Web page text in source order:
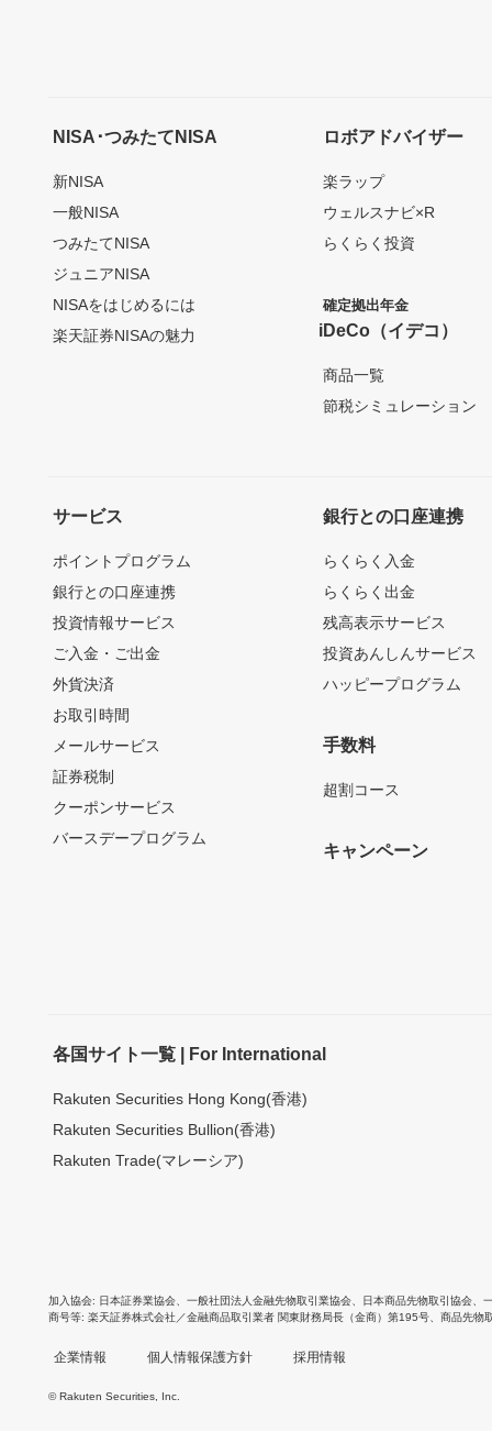
NISA･つみたてNISA
新NISA
一般NISA
つみたてNISA
ジュニアNISA
NISAをはじめるには
楽天証券NISAの魅力
ロボアドバイザー
楽ラップ
ウェルスナビ×R
らくらく投資
確定拠出年金
iDeCo（イデコ）
商品一覧
節税シミュレーション
サービス
ポイントプログラム
銀行との口座連携
投資情報サービス
ご入金・ご出金
外貨決済
お取引時間
メールサービス
証券税制
クーポンサービス
バースデープログラム
銀行との口座連携
らくらく入金
らくらく出金
残高表示サービス
投資あんしんサービス
ハッピープログラム
手数料
超割コース
キャンペーン
各国サイト一覧 | For International
Rakuten Securities Hong Kong(香港)
Rakuten Securities Bullion(香港)
Rakuten Trade(マレーシア)
加入協会 日本証券業協会、 一般社団法人金融先物取引業協会、 日本商品先物取引協会、
商号等 楽天証券株式会社／金融商品取引業者 関東財務局長（金商）第195号、商品先物
企業情報 個人情報保護方針 採用情報
© Rakuten Securities, Inc.